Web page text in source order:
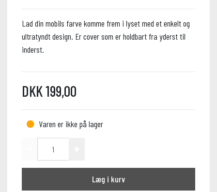
Lad din mobils farve komme frem i lyset med et enkelt og
ultratyndt design. Er cover som er holdbart fra yderst til
inderst.
DKK 199,00
Varen er ikke på lager
Læg i kurv